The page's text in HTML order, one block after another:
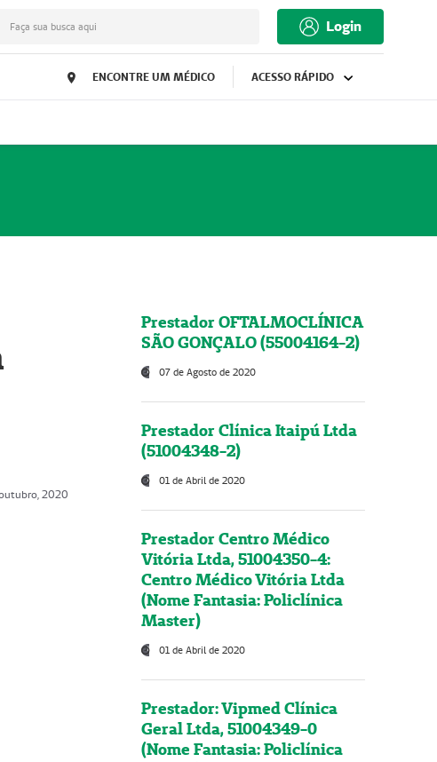
Faça sua busca aqui Login
ENCONTRE UM MÉDICO ACESSO RÁPIDO
2020
Prestador OFTALMOCLÍNICA
SÃO GONÇALO (55004164-2)
07 de Agosto de 2020
Prestador Clínica Itaipú Ltda
(51004348-2)
01 de Abril de 2020
Prestador Centro Médico
Vitória Ltda, 51004350-4:
Centro Médico Vitória Ltda
(Nome Fantasia: Policlínica
Master)
01 de Abril de 2020
Prestador: Vipmed Clínica
Geral Ltda, 51004349-0
(Nome Fantasia: Policlínica